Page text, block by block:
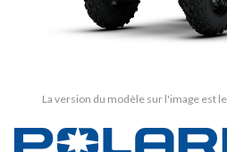
La version du modèle sur l'image est